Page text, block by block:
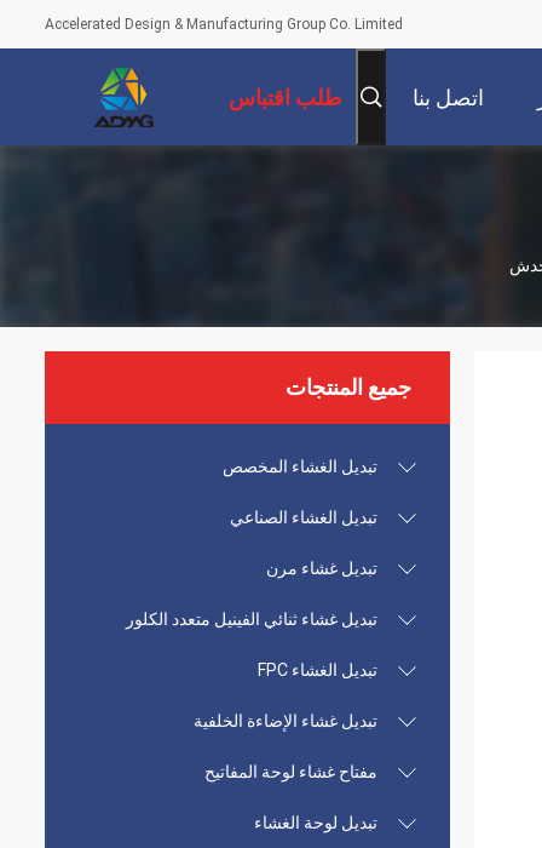
Accelerated Design & Manufacturing Group Co. Limited
اتصل بنا طلب اقتباس
جميع المنتجات
تبديل الغشاء المخصص
تبديل الغشاء الصناعي
تبديل غشاء مرن
تبديل غشاء ثنائي الفينيل متعدد الكلور
تبديل الغشاء FPC
تبديل غشاء الإضاءة الخلفية
مفتاح غشاء لوحة المفاتيح
تبديل لوحة الغشاء